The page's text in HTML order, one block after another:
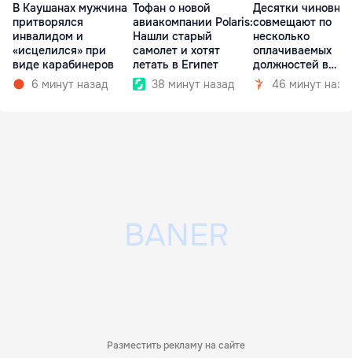
В Каушанах мужчина
притворялся
инвалидом и
«исцелился» при
виде карабинеров
6 минут назад
Тофан о новой
авиакомпании Polaris:
Нашли старый
самолет и хотят
летать в Египет
38 минут назад
Десятки
совмещают по
несколько
оплачиваемых
должностей в
госкомпаниях
46 минут
Разместить рекламу на сайте